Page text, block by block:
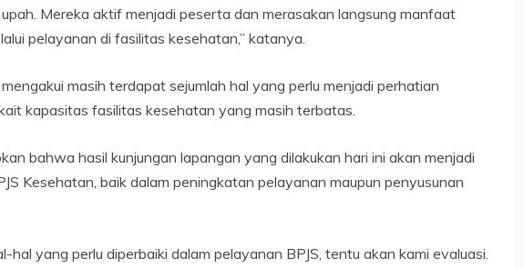
Mereka aktif menjadi peserta dan merasakan langsung manfaat
pelayanan di fasilitas kesehatan,” katanya.
masih terdapat sejumlah hal yang perlu menjadi perhatian
kapasitas fasilitas kesehatan yang masih terbatas.
bahwa hasil kunjungan lapangan yang dilakukan hari ini akan menjadi
Kesehatan, baik dalam peningkatan pelayanan maupun penyusunan
hal yang perlu diperbaiki dalam pelayanan BPJS, tentu akan kami evaluasi.